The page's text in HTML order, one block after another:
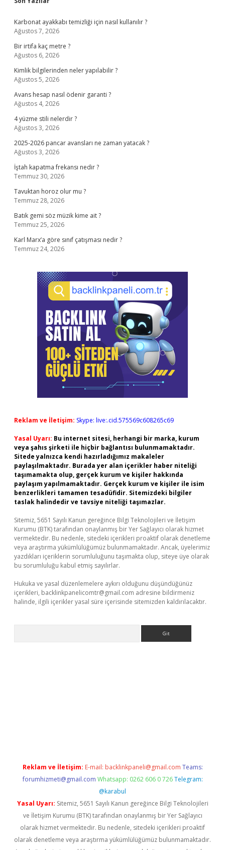
Sidebar
Karbonat ayakkabı temizliği için nasıl kullanılır ?
Ağustos 7, 2026
Bir irtifa kaç metre ?
Ağustos 6, 2026
Kimlik bilgilerinden neler yapılabilir ?
Ağustos 5, 2026
Avans hesap nasıl ödenir garanti ?
Ağustos 4, 2026
4 yüzme stili nelerdir ?
Ağustos 3, 2026
2025-2026 pancar avansları ne zaman yatacak ?
Ağustos 3, 2026
İştah kapatma frekansı nedir ?
Temmuz 30, 2026
Tavuktan horoz olur mu ?
Temmuz 28, 2026
Batık gemi söz müzik kime ait ?
Temmuz 25, 2026
Karl Marx’a göre sınıf çatışması nedir ?
Temmuz 24, 2026
Reklam ve İletişim: Skype: live:.cid.575569c608265c69
Yasal Uyarı: Bu internet sitesi, herhangi bir marka, kurum
veya şahıs şirketi ile hiçbir bağlantısı bulunmamaktadır.
Sitede yalnızca kendi hazırladığımız makaleler
paylaşılmaktadır. Burada yer alan içerikler haber niteliği
taşımamakta olup, gerçek kurum ve kişiler hakkında
paylaşım yapılmamaktadır. Gerçek kurum ve kişiler ile isim
benzerlikleri tamamen tesadüfidir. Sitemizdeki bilgiler
taslak halindedir ve tavsiye niteliği taşımazlar.
Sitemiz, 5651 Sayılı Kanun gereğince Bilgi Teknolojileri ve İletişim
Kurumu (BTK) tarafından onaylanmış bir Yer Sağlayıcı olarak hizmet
vermektedir. Bu nedenle, sitedeki içerikleri proaktif olarak denetleme
veya araştırma yükümlülüğümüz bulunmamaktadır. Ancak, üyelerimiz
yazdıkları içeriklerin sorumluluğunu taşımakta olup, siteye üye olarak
bu sorumluluğu kabul etmiş sayılırlar.
Hukuka ve yasal düzenlemelere aykırı olduğunu düşündüğünüz
içerikleri, backlinkpanelicomtr@gmail.com adresine bildirmeniz
halinde, ilgili içerikler yasal süre içerisinde sitemizden kaldırılacaktır.
Reklam ve İletişim: E-mail: backlinkpaneli@gmail.com Teams:
forumhizmeti@gmail.com Whatsapp: 0262 606 0 726 Telegram:
@karabul
Yasal Uyarı: Sitemiz, 5651 Sayılı Kanun gereğince Bilgi Teknolojileri
ve İletişim Kurumu (BTK) tarafından onaylanmış bir Yer Sağlayıcı
olarak hizmet vermektedir. Bu nedenle, sitedeki içerikleri proaktif
olarak denetleme veya araştırma yükümlülüğümüz bulunmamaktadır.